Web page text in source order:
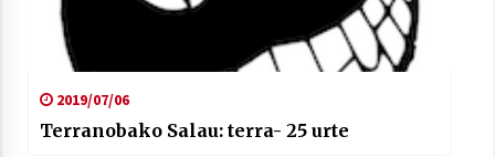
2019/07/06
Terranobako Salau: terra- 25 urte